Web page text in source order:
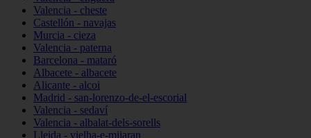
Valencia - cheste
Castellón - navajas
Murcia - cieza
Valencia - paterna
Barcelona - mataró
Albacete - albacete
Alicante - alcoi
Madrid - san-lorenzo-de-el-escorial
Valencia - sedaví
Valencia - albalat-dels-sorells
Lleida - vielha-e-mijaran